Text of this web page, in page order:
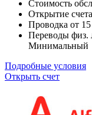
Стоимость
Открытие счета
Проводка от 15
Переводы физ.
Минимальный
Подробные условия
Открыть счет